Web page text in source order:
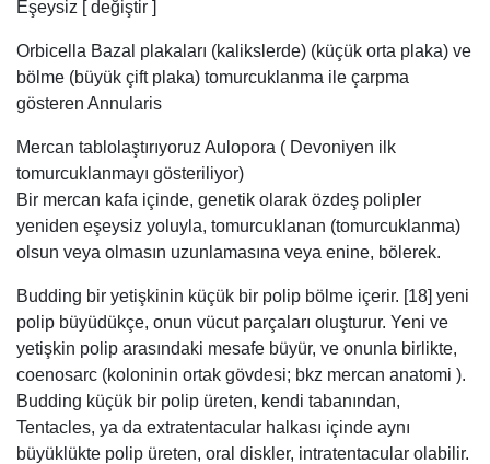
Eşeysiz [ değiştir ]
Orbicella Bazal plakaları (kalikslerde) (küçük orta plaka) ve
bölme (büyük çift plaka) tomurcuklanma ile çarpma
gösteren Annularis
Mercan tablolaştırıyoruz Aulopora ( Devoniyen ilk
tomurcuklanmayı gösteriliyor)
Bir mercan kafa içinde, genetik olarak özdeş polipler
yeniden eşeysiz yoluyla, tomurcuklanan (tomurcuklanma)
olsun veya olmasın uzunlamasına veya enine, bölerek.
Budding bir yetişkinin küçük bir polip bölme içerir. [18] yeni
polip büyüdükçe, onun vücut parçaları oluşturur. Yeni ve
yetişkin polip arasındaki mesafe büyür, ve onunla birlikte,
coenosarc (koloninin ortak gövdesi; bkz mercan anatomi ).
Budding küçük bir polip üreten, kendi tabanından,
Tentacles, ya da extratentacular halkası içinde aynı
büyüklükte polip üreten, oral diskler, intratentacular olabilir.